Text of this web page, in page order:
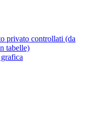
privato controllati (da
tabelle)